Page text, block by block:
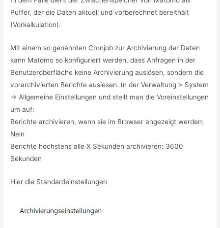
Puffer, der die Daten aktuell und vorberechnet bereithält
(Vorkalkulation).
Mit einem so genannten Cronjob zur Archivierung der Daten
kann Matomo so konfiguriert werden, dass Anfragen in der
Benutzeroberfläche keine Archivierung auslösen, sondern die
vorarchivierten Berichte auslesen. In der Verwaltung > System
-> Allgemeine Einstellungen und stellt man die Voreinstellungen
um auf:
Berichte archivieren, wenn sie im Browser angezeigt werden:
Nein
Berichte höchstens alle X Sekunden archivieren: 3600
Sekunden
Hier die Standardeinstellungen